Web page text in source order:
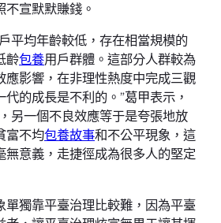
宣默默賺錢。
平均年齡較低，存在相當規模的
齡包養用戶群體。這部分人群較為
應影響，在非理性熱度中完成三觀
的成長是不利的。”葛甲表示，
另一個不良效應等于是夸張地放
富不均包養故事和不公平現象，這
無意義，走捷徑成為很多人的堅定
單獨靠平臺治理比較難，因為平臺